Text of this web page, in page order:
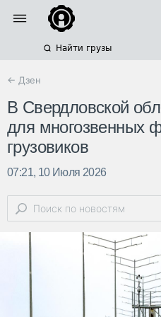
Найти грузы
← Дзен
В Свердловской
для многозвенных
грузовиков
07:21, 10 Июля 2026